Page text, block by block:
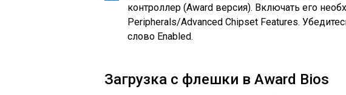
контроллер (Award версия). Включать его
Peripherals/Advanced Chipset Features.
слово Enabled.
Загрузка с флешки в Award Bios